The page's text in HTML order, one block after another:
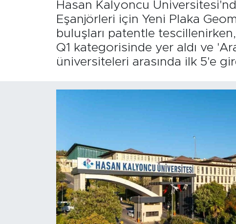
Hasan Kalyoncu
Eşanjörleri için Yeni Plaka
buluşları patentle
Q1 kategorisinde yer aldı ve
üniversiteleri arasında ilk 5'e